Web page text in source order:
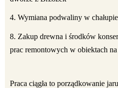
4. Wymiana podwaliny w
8. Zakup drewna i środków
prac remontowych w obiektach na
Praca ciągła to porządkowanie